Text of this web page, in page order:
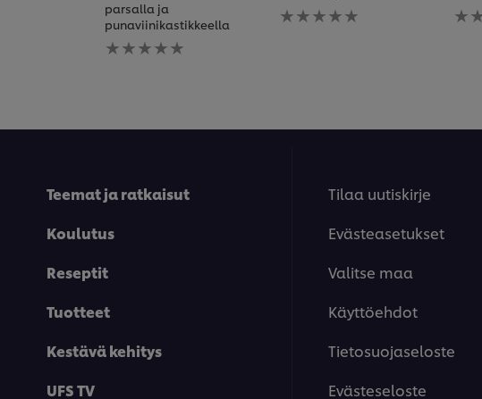
parsalla ja
punaviinikastikkeella
Ei
arvioita
Ei
arvioita
Ei
Teemat ja ratkaisut
Koulutus
Reseptit
Tuotteet
Kestävä kehitys
UFS TV
Tilaa uutiskirje
Evästeasetukset
Valitse maa
Käyttöehdot
Tietosuojaseloste
Evästeseloste